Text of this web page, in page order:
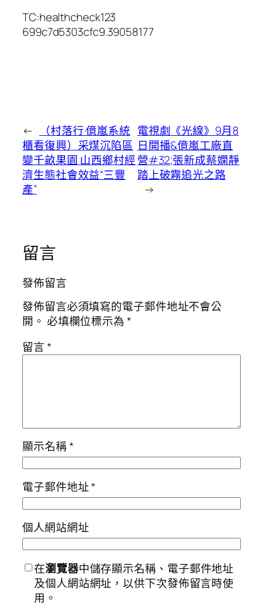
TC:healthcheck123
699c7d5303cfc9.39058177
←
（村落行·億嵐系統
櫃看復興）采煤沉陷區
變千畝果園 山西鄉村經
濟生態社會效益“三豐
產”
電視劇《光線》9月8
日開播&億嵐工廠直
營#32;張新成蔡嫻靜
踏上破霧追光之路
→
留言
發佈留言
發佈留言必須填寫的電子郵件地址不會公
開。 必填欄位標示為*
留言*
顯示名稱*
電子郵件地址*
個人網站網址
在瀏覽器中儲存顯示名稱、電子郵件地址
及個人網站網址，以供下次發佈留言時使
用。